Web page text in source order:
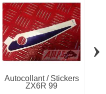
Autocollant / Stickers
ZX6R 99
›